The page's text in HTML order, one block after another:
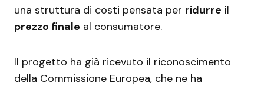
una struttura di costi pensata per ridurre il
prezzo finale al consumatore.
Il progetto ha già ricevuto il riconoscimento
della Commissione Europea, che ne ha